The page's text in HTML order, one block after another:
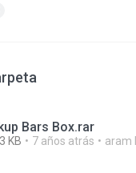
Bars Box.rar
KB 7 años atrás aram